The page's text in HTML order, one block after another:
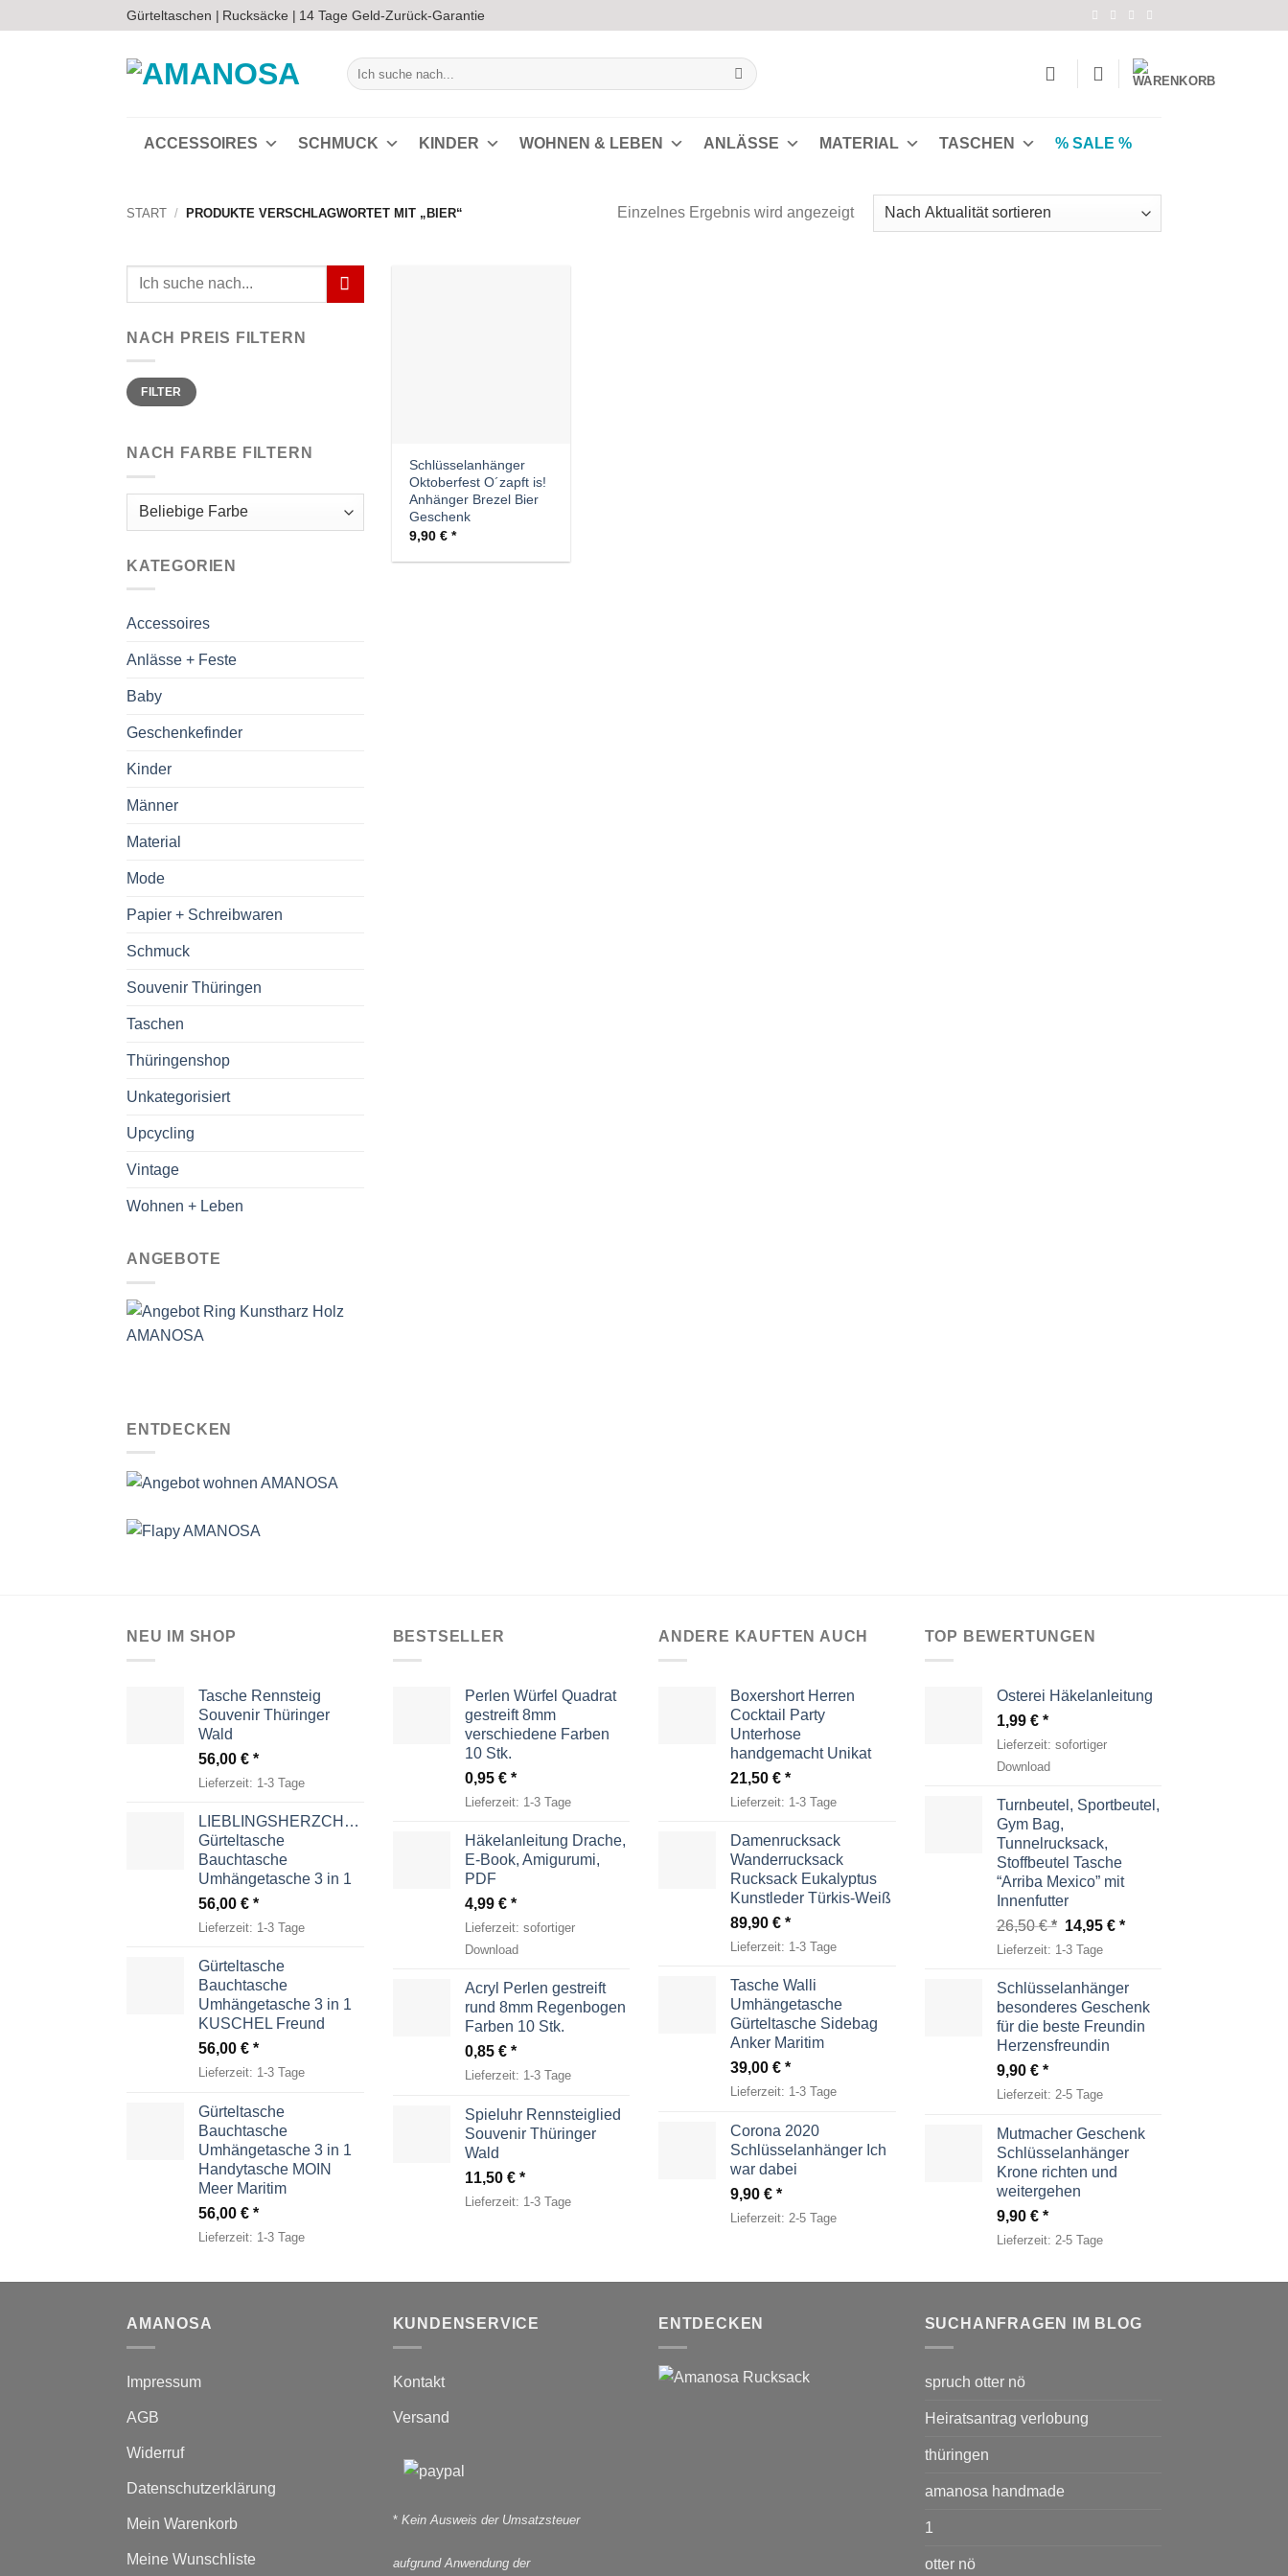
Inhalt
Gürteltaschen | Rucksäcke | 14 Tage Geld-Zurück-Garantie
Suchen
nach:
ACCESSOIRES SCHMUCK KINDER WOHNEN & LEBEN ANLÄSSE MATERIAL TASCHEN % SALE %
START / PRODUKTE VERSCHLAGWORTET MIT „BIER“ Einzelnes Ergebnis wird angezeigt
Suchen
NACH PREIS FILTERN
Min.
Preis
Max.
PreisFILTER
NACH FARBE FILTERN
KATEGORIEN
Accessoires
Anlässe + Feste
Baby
Geschenkefinder
Kinder
Männer
Material
Mode
Papier + Schreibwaren
Schmuck
Souvenir Thüringen
Taschen
Thüringenshop
Unkategorisiert
Upcycling
Vintage
Wohnen + Leben
ANGEBOTE
ENTDECKEN
Schlüsselanhänger
Oktoberfest O´zapft is!
Anhänger Brezel Bier
Geschenk
9,90 €
NEU IM SHOP
Tasche Rennsteig
Souvenir Thüringer
Wald
56,00 €
Lieferzeit: 1-3 Tage
LIEBLINGSHERZCHEN
Gürteltasche
Bauchtasche
Umhängetasche 3 in 1
56,00 €
Lieferzeit: 1-3 Tage
Gürteltasche
Bauchtasche
Umhängetasche 3 in 1
KUSCHEL Freund
56,00 €
Lieferzeit: 1-3 Tage
Gürteltasche
Bauchtasche
Umhängetasche 3 in 1
Handytasche MOIN
Meer Maritim
56,00 €
Lieferzeit: 1-3 Tage
BESTSELLER
Perlen Würfel Quadrat
gestreift 8mm
verschiedene Farben
10 Stk.
0,95 €
Lieferzeit: 1-3 Tage
Häkelanleitung Drache,
E-Book, Amigurumi,
PDF
4,99 €
Lieferzeit: sofortiger
Download
Acryl Perlen gestreift
rund 8mm Regenbogen
Farben 10 Stk.
0,85 €
Lieferzeit: 1-3 Tage
Spieluhr Rennsteiglied
Souvenir Thüringer
Wald
11,50 €
Lieferzeit: 1-3 Tage
ANDERE KAUFTEN AUCH
Boxershort Herren
Cocktail Party
Unterhose
handgemacht Unikat
21,50 €
Lieferzeit: 1-3 Tage
Damenrucksack
Wanderrucksack
Rucksack Eukalyptus
Kunstleder Türkis-Weiß
89,90 €
Lieferzeit: 1-3 Tage
Tasche Walli
Umhängetasche
Gürteltasche Sidebag
Anker Maritim
39,00 €
Lieferzeit: 1-3 Tage
Corona 2020
Schlüsselanhänger Ich
war dabei
9,90 €
Lieferzeit: 2-5 Tage
TOP BEWERTUNGEN
Osterei Häkelanleitung
1,99 €
Lieferzeit: sofortiger
Download
Turnbeutel, Sportbeutel,
Gym Bag,
Tunnelrucksack,
Stoffbeutel Tasche
“Arriba Mexico” mit
Innenfutter
26,50€
Ursprünglicher
Preis
26,50 €
14,95€ Aktueller
14,95 €.
Lieferzeit: 1-3 Tage
Schlüsselanhänger
besonderes Geschenk
für die beste Freundin
Herzensfreundin
9,90 €
Lieferzeit: 2-5 Tage
Mutmacher Geschenk
Schlüsselanhänger
Krone richten und
weitergehen
9,90 €
Lieferzeit: 2-5 Tage
AMANOSA
Impressum
AGB
Widerruf
Datenschutzerklärung
Mein Warenkorb
Meine Wunschliste
KUNDENSERVICE
Kontakt
Versand
* Kein Ausweis der Umsatzsteuer
aufgrund Anwendung der
ENTDECKEN SUCHANFRAGEN IM BLOG
spruch otter nö
Heiratsantrag verlobung
thüringen
amanosa handmade
1
otter nö